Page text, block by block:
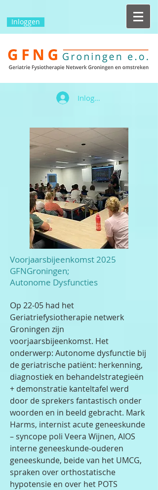
Inloggen
Inloggen
Voorjaarsbijeenkomst 2025
GFNGroningen;
Autonome Dysfuncties
Op 22-05 had het
Geriatriefysiotherapie netwerk
Groningen zijn
voorjaarsbijeenkomst. Het
onderwerp: Autonome dysfunctie bij
de geriatrische patiënt: herkenning,
diagnostiek en behandelstrategieën
+ demonstratie kanteltafel werd
door de sprekers fantastisch onder
woorden en in beeld gebracht. Mark
Harms, internist acute geneeskunde
– syncope poli Veera Wijnen, AIOS
interne geneeskunde-ouderen
geneeskunde, beide van het UMCG,
spraken over orthostatische
hypotensie en over het POTS